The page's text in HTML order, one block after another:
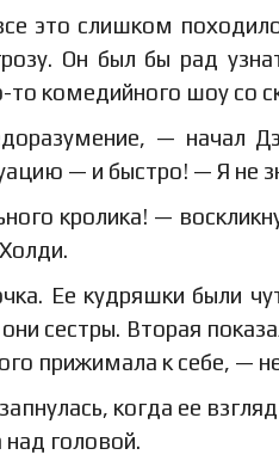
это слишком
Он был бы рад
комедийного шоу со
— начал
— и быстро! — Я не
кролика! —
Ее кудряшки были
сестры. Вторая
прижимала к себе, —
когда ее
головой.